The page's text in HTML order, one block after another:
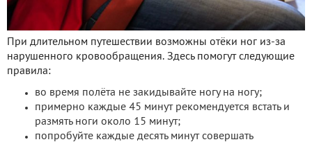
При длительном путешествии возможны отёки ног из-за
нарушенного кровообращения. Здесь помогут следующие
правила:
во время полёта не закидывайте ногу на ногу;
примерно каждые 45 минут рекомендуется встать и
размять ноги около 15 минут;
попробуйте каждые десять минут совершать